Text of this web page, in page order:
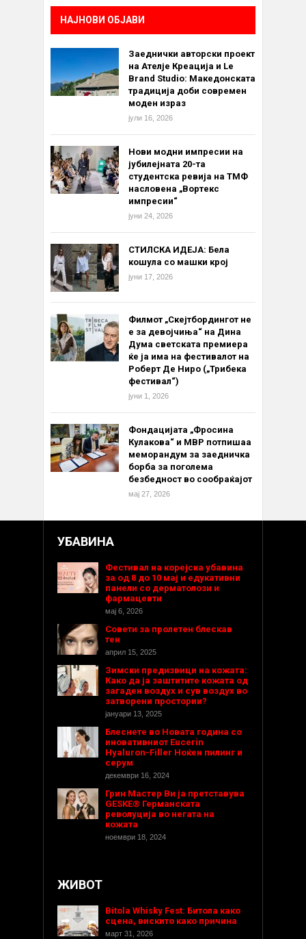
НАЈНОВИ ОБЈАВИ
Заеднички авторски проект
на Ателје Креација и Le
Brand Studio: Македонската
традиција доби современ
моден израз
јули 16, 2026
Нови модни импресии на
јубилејната 20-та
студентска ревија на ТМФ
насловена „Вортекс
импресии“
јуни 24, 2026
СТИЛСКА ИДЕЈА: Бела
кошула со машки крој
јуни 17, 2026
Филмот „Скејтбордингот не
е за девојчиња“ на Дина
Дума светската премиера
ќе ја има на фестивалот на
Роберт Де Ниро („Трибека
фестивал“)
јуни 1, 2026
Фондацијата „Фросина
Кулакова“ и МВР потпишаа
меморандум за заедничка
борба за поголема
безбедност во сообраќајот
мај 27, 2026
УБАВИНА
Фестивал на корејска убавина
за од 8 до 10 мај и едукативни
панели со дерматолози и
фармацевти
мај 6, 2026
Совети за пролетен блескав
тен
април 15, 2025
Зимски предизвици на кожата:
Како да ја заштитите кожата од
загаден воздух и сув воздух во
затворени простории?
јануари 13, 2025
Блеснете во Новата година со
иновативниот Eucerin
Hyaluron-Filler Ноќен пилинг и
серум
декември 16, 2024
Грин Мастер Ви ја претставува
GESKE® Германската
револуција во негата на
кожата
ноември 18, 2024
ЖИВОТ
Bitola Whisky Fest: Битола како
сцена, вискито како причина
март 31, 2026